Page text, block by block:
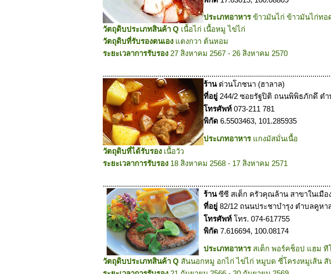
ประเภทอาหารข้าวมันไก่ ข้าวมันไก่ท
วัตถุดิบประเภทสินค้า Q เนื้อไก่ เนื้อหมู ไข่ไก่
วัตถุดิบที่รับรองตนเอง แตงกวา ต้นหอม
ระยะเวลาการรับรอง 27 สิงหาคม 2567 - 26 สิงหาคม 2570
ร้าน ต่วนโภชนา (ฮาลาล)
ที่อยู่ 244/2 ซอยรัฐปิติ ถนนพิพิธภักดึ ตำ
โทรศัพท์ 073-211 781
พิกัด 6.5503463, 101.285935
ประเภทอาหาร แกงมัสมั่นเนื้อ
วัตถุดิบที่ได้รับรอง เนื้อวัว
ระยะเวลาการรับรอง 18 สิงหาคม 2568 - 17 สิงหาคม 2571
ร้านซีซี สเต็ก ครัวคุณล้าน สาขาในเมือ
ที่อยู่ 82/12 ถนนประชาบำรุง ตำบลคูหา
โทรศัพท์ โทร. 074-617755
พิกัด 7.616694, 100.08174
ประเภทอาหาร สเต็ก พอร์คช็อป แฮม ที
วัตถุดิบประเภทสินค้า Q สันนอกหมู อกไก่ ไข่ไก่ หมูบด ซี่่โครงหมูเส้น